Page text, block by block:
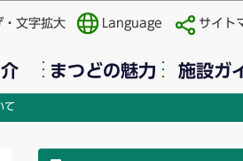
・文字拡大 Language サイト
まつどの魅力 施設ガ
て